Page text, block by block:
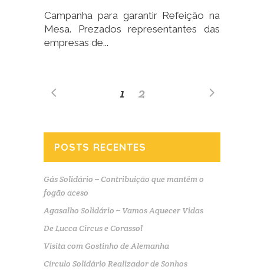
Campanha para garantir Refeição na
Mesa. Prezados representantes das
empresas de...
1 2
POSTS RECENTES
Gás Solidário – Contribuição que mantém o
fogão aceso
Agasalho Solidário – Vamos Aquecer Vidas
De Lucca Circus e Corassol
Visita com Gostinho de Alemanha
Círculo Solidário Realizador de Sonhos